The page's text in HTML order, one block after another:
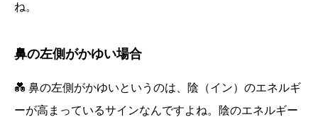
ね。
鼻の左側がかゆい場合
💑 鼻の左側がかゆいというのは、陰（イン）のエネルギ
ーが高まっているサインなんですよね。陰のエネルギー